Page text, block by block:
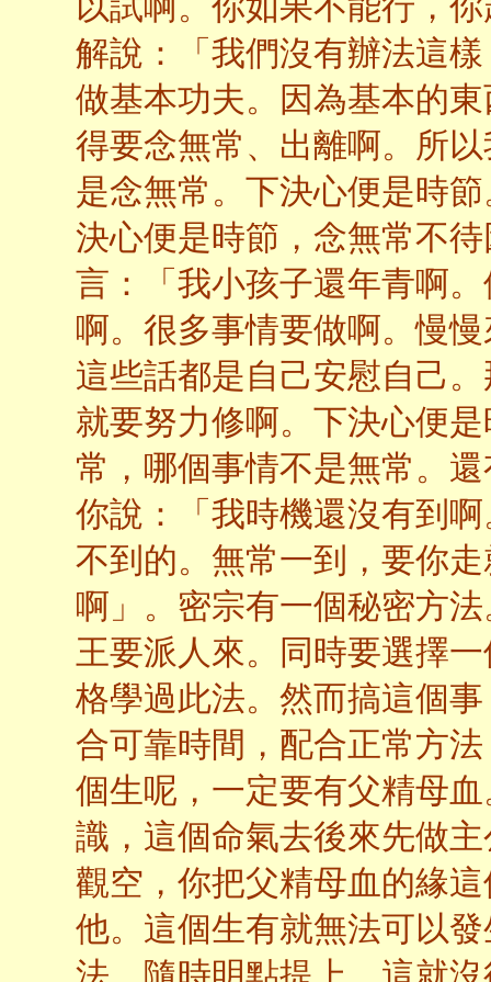
解說：「我們沒有辦法這
做基本功夫。因為基本的
得要念無常、出離啊。所
是念無常。下決心便是時
決心便是時節，念無常不
言：「我小孩子還年青啊
啊。很多事情要做啊。慢
這些話都是自己安慰自己
就要努力修啊。下決心便
常，哪個事情不是無常。
你說：「我時機還沒有到
不到的。無常一到，要你
啊」。密宗有一個秘密方
王要派人來。同時要選擇
格學過此法。然而搞這個
合可靠時間，配合正常方
個生呢，一定要有父精母
識，這個命氣去後來先做
觀空，你把父精母血的緣
他。這個生有就無法可以